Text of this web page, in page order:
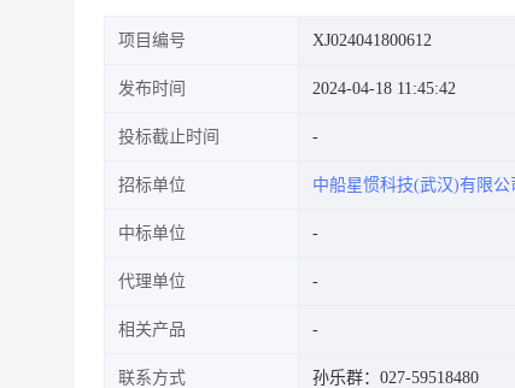
项目编号 XJ024041800612
发布时间 2024-04-18 11:45:42
投标截止时间
招标单位 中船星惯科技(武汉)有限公
中标单位
代理单位
相关产品
联系方式 孙乐群：027-59518480